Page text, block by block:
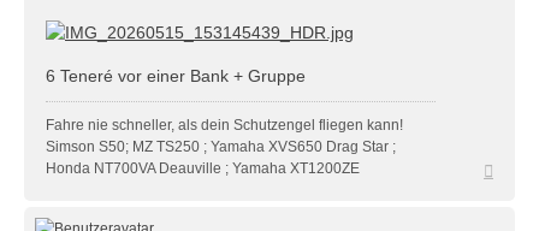
6 Teneré vor einer Bank + Gruppe
Fahre nie schneller, als dein Schutzengel fliegen kann!
Simson S50; MZ TS250 ; Yamaha XVS650 Drag Star ;
Honda NT700VA Deauville ; Yamaha XT1200ZE